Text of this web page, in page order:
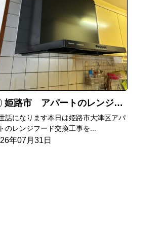
姫路市 アパートのレンジフード交換
話になります本日は姫路市大津区アパ
のレンジフード交換工事を...
年07月31日